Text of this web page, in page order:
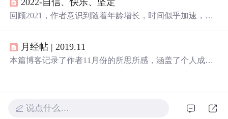
2022-自信、快乐、坚定
回顾2021，作者意识到随着年龄增长，时间似乎加速，对
与过去告别，理解爱情的本质。2022年，作者希望快乐、
自信并坚定，设定了学习、生活技能提升、旅行和阅读等
月经帖 | 2019.11
本篇博客记录了作者11月份的所思所感，涵盖了个人成
刻感悟。
说点什么…